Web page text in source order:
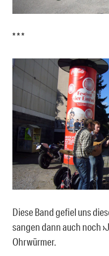
* * *
Diese Band gefiel uns
sangen dann auch noch
Ohrwürmer.